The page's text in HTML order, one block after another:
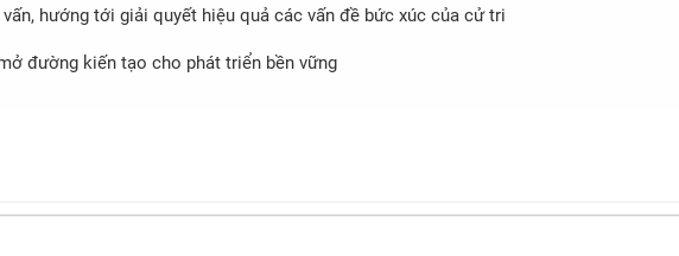
hướng tới giải quyết hiệu quả các vấn đề bức xúc của cử tri
đường kiến tạo cho phát triển bền vững